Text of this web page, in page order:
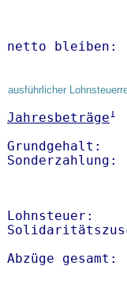
netto
ausführlicher
Jahresbeträge1
Grundgehalt:
Lohnsteuer:
Abzüge